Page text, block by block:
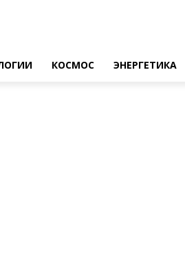
КОСМОС ЭНЕРГЕТИКА